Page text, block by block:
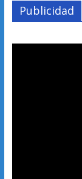
Publicidad